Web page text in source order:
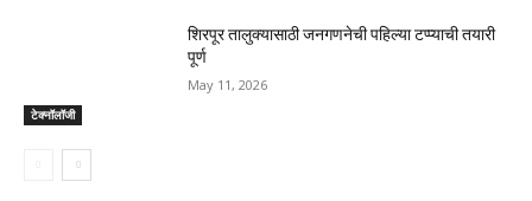
टेक्नॉलॉजी
शिरपूर तालुक्यासाठी जनगणनेची पहिल्या टप्प्याची तयारी
पूर्ण
May 11, 2026